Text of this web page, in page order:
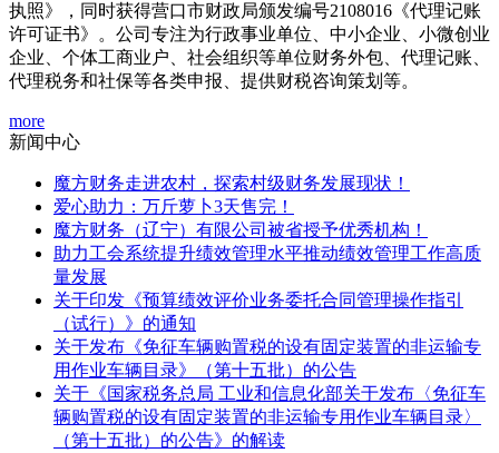
执照》，同时获得营口市财政局颁发编号2108016《代理记账
许可证书》。公司专注为行政事业单位、中小企业、小微创业
企业、个体工商业户、社会组织等单位财务外包、代理记账、
代理税务和社保等各类申报、提供财税咨询策划等。
more
新闻中心
魔方财务走进农村，探索村级财务发展现状！
爱心助力：万斤萝卜3天售完！
魔方财务（辽宁）有限公司被省授予优秀机构！
助力工会系统提升绩效管理水平推动绩效管理工作高质
量发展
关于印发《预算绩效评价业务委托合同管理操作指引
（试行）》的通知
关于发布《免征车辆购置税的设有固定装置的非运输专
用作业车辆目录》（第十五批）的公告
关于《国家税务总局 工业和信息化部关于发布〈免征车
辆购置税的设有固定装置的非运输专用作业车辆目录〉
（第十五批）的公告》的解读